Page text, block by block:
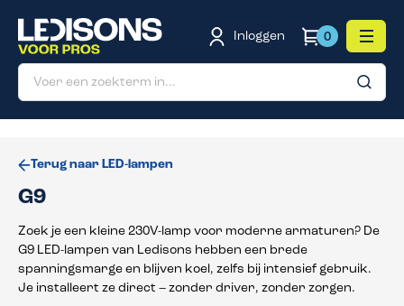
hoofdinhoud
Inloggen
0
Terug naar LED-lampen
G9
Zoek je een kleine 230V-lamp voor moderne armaturen? De
G9 LED-lampen van Ledisons hebben een brede
spanningsmarge en blijven koel, zelfs bij intensief gebruik.
Je installeert ze direct – zonder driver, zonder zorgen.